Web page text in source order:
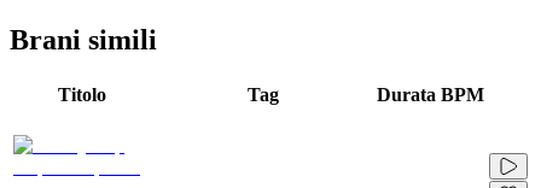
Brani simili
Titolo Tag Durata BPM